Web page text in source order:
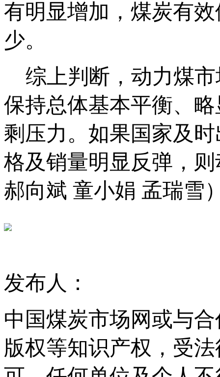
有明显增加，煤炭有
少。
综上判断，动力煤市
保持总体基本平衡、
剩压力。如果国家及
格及销量明显反弹，
郝向斌 童小娟 孟瑞雪
发布人：
中国煤炭市场网或与
版权等知识产权，受